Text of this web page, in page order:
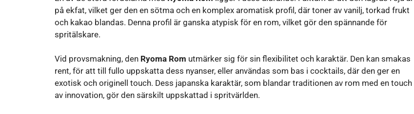
på ekfat, vilket ger den en sötma och en komplex aromatisk profil, där toner av vanilj, torkad frukt
och kakao blandas. Denna profil är ganska atypisk för en rom, vilket gör den spännande för
spritälskare.
Vid provsmakning, den Ryoma Rom utmärker sig för sin flexibilitet och karaktär. Den kan smakas
rent, för att till fullo uppskatta dess nyanser, eller användas som bas i cocktails, där den ger en
exotisk och originell touch. Dess japanska karaktär, som blandar traditionen av rom med en touch
av innovation, gör den särskilt uppskattad i spritvärlden.